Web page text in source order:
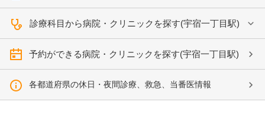
診療科目から病院・クリニックを探す(宇宿一丁目駅)
予約ができる病院・クリニックを探す(宇宿一丁目駅)
各都道府県の休日・夜間診療、救急、当番医情報